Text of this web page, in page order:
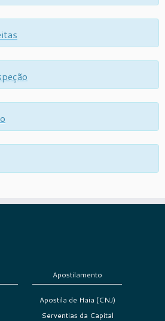
Apostilamento
Apostila de Haia (CNJ)
Serventias da Capital